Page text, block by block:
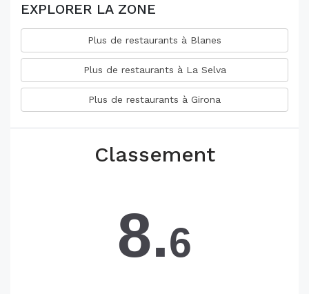
EXPLORER LA ZONE
Plus de restaurants à Blanes
Plus de restaurants à La Selva
Plus de restaurants à Girona
Classement
8.6